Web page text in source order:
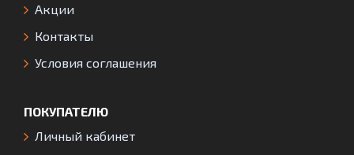
Акции
Контакты
Условия соглашения
ПОКУПАТЕЛЮ
Личный кабинет